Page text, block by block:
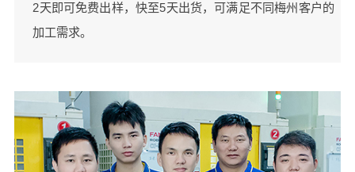
2天即可免费出样，快至5天出货，可满足不同梅州客户的
加工需求。